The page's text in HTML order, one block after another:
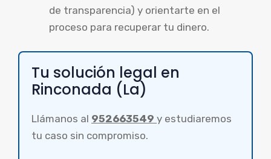
de transparencia) y orientarte en el
proceso para recuperar tu dinero.
Tu solución legal en
Rinconada (La)
Llámanos al 952663549 y estudiaremos
tu caso sin compromiso.